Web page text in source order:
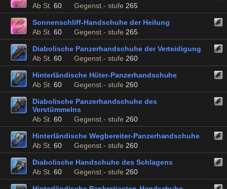
Ab St. 60 Gegenst.- stufe 265
Sonnenschliff-Handschuhe der Heilung
Ab St. 60 Gegenst.- stufe 265
Diabolische Panzerhandschuhe der Verteidigung
Ab St. 60 Gegenst.- stufe 260
Hinterländische Hüter-Panzerhandschuhe
Ab St. 60 Gegenst.- stufe 260
Diabolische Panzerhandschuhe des
Verstümmelns
Ab St. 60 Gegenst.- stufe 260
Hinterländische Wegbereiter-Panzerhandschuhe
Ab St. 60 Gegenst.- stufe 260
Diabolische Handschuhe des Schlagens
Ab St. 60 Gegenst.- stufe 260